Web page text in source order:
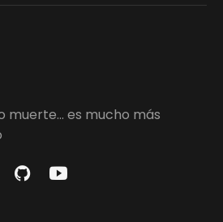
muerte... es mucho más